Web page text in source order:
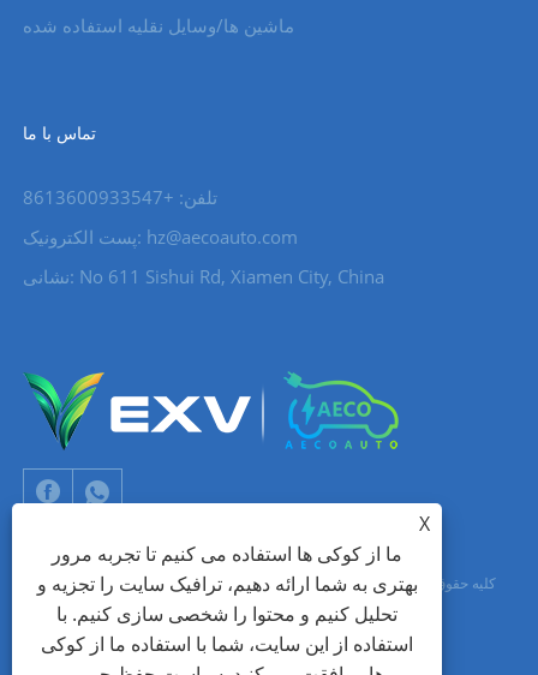
ماشین ها/وسایل نقلیه استفاده شده
تماس با ما
تلفن: +8613600933547
پست الکترونیک: hz@aecoauto.com
نشانی: No 611 Sishui Rd, Xiamen City, China
حق چاپ © 2024 Xiamen Aecoauto Technology Co., Ltd. کلیه حقوق محفوظ
پشتیبانی فنی وب سایت:
شبکه TIANYU
X
ما از کوکی ها استفاده می کنیم تا تجربه مرور
بهتری به شما ارائه دهیم، ترافیک سایت را تجزیه و
تحلیل کنیم و محتوا را شخصی سازی کنیم. با
استفاده از این سایت، شما با استفاده ما از کوکی